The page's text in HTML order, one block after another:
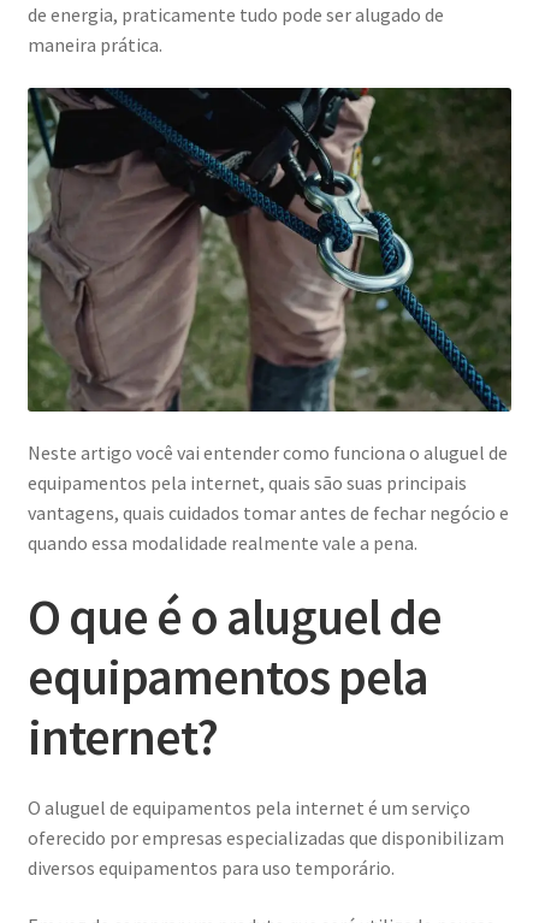
de energia, praticamente tudo pode ser alugado de
maneira prática.
Neste artigo você vai entender como funciona o aluguel de
equipamentos pela internet, quais são suas principais
vantagens, quais cuidados tomar antes de fechar negócio e
quando essa modalidade realmente vale a pena.
O que é o aluguel de
equipamentos pela
internet?
O aluguel de equipamentos pela internet é um serviço
oferecido por empresas especializadas que disponibilizam
diversos equipamentos para uso temporário.